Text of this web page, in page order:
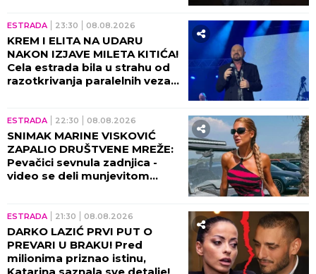
ESTRADA 23:30 08.08.2026
KREM I ELITA NA UDARU
NAKON IZJAVE MILETA KITIĆA!
Cela estrada bila u strahu od
razotkrivanja paralelnih veza
ESTRADA 22:30 08.08.2026
SNIMAK MARINE VISKOVIĆ
ZAPALIO DRUŠTVENE MREŽE:
Pevačici sevnula zadnjica -
video se deli munjevitom
ESTRADA 21:30 08.08.2026
DARKO LAZIĆ PRVI PUT O
PREVARI U BRAKU! Pred
milionima priznao istinu,
Katarina saznala sve detalje!